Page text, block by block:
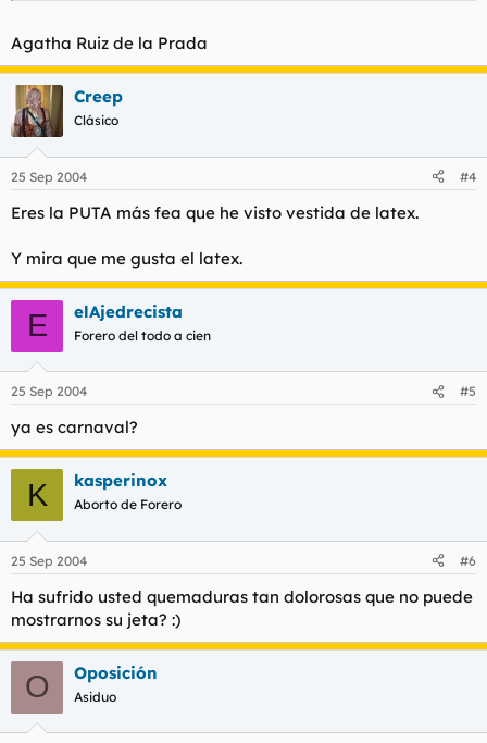
Agatha Ruiz de la Prada
Creep
Clásico
25 Sep 2004 #4
Eres la PUTA más fea que he visto vestida de latex.
Y mira que me gusta el latex.
E elAjedrecista
Forero del todo a cien
25 Sep 2004 #5
ya es carnaval?
K kasperinox
Aborto de Forero
25 Sep 2004 #6
Ha sufrido usted quemaduras tan dolorosas que no puede
mostrarnos su jeta? :)
O Oposición
Asiduo